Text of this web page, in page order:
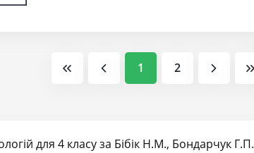
1 2
для 4 класу за Бібік Н.М., Бондарчук Г.П.